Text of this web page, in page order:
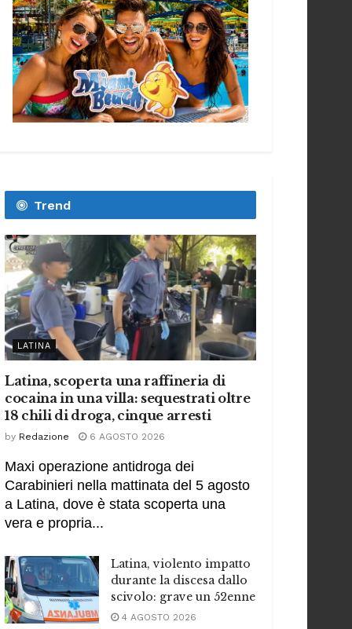
Trend
LATINA
Latina, scoperta una raffineria di
cocaina in una villa: sequestrati oltre
18 chili di droga, cinque arresti
by Redazione 6 AGOSTO 2026
Maxi operazione antidroga dei
Carabinieri nella mattinata del 5 agosto
a Latina, dove è stata scoperta una
vera e propria...
Latina, violento impatto
durante la discesa dallo
scivolo: grave un 52enne
4 AGOSTO 2026